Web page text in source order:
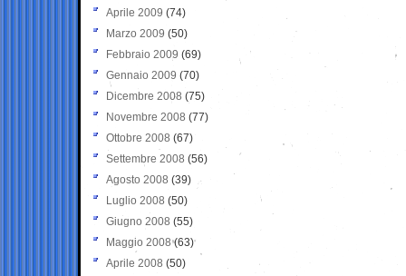
Aprile 2009 (74)
Marzo 2009 (50)
Febbraio 2009 (69)
Gennaio 2009 (70)
Dicembre 2008 (75)
Novembre 2008 (77)
Ottobre 2008 (67)
Settembre 2008 (56)
Agosto 2008 (39)
Luglio 2008 (50)
Giugno 2008 (55)
Maggio 2008(63)
Aprile 2008 (50)